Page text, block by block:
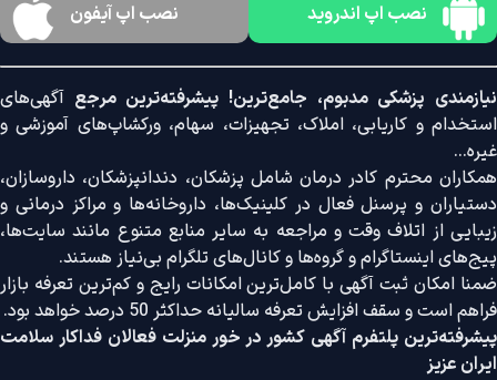
نصب اپ اندروید نصب اپ آیفون
نیازمندی پزشکی مدبوم، جامع‌ترین! پیشرفته‌ترین مرجع آگهی‌های
استخدام و کاریابی، املاک، تجهیزات، سهام، ورکشاپ‌های آموزشی و
غیره...
همکاران محترم کادر درمان شامل پزشکان، دندانپزشکان، داروسازان،
دستیاران و پرسنل فعال در کلینیک‌ها، داروخانه‌ها و مراکز درمانی و
زیبایی از اتلاف وقت و مراجعه به سایر منابع متنوع مانند سایت‌ها،
پیج‌های اینستاگرام و گروه‌ها و کانال‌های تلگرام بی‌نیاز هستند.
ضمنا امکان ثبت آگهی با کامل‌ترین امکانات رایج و کم‌ترین تعرفه بازار
فراهم است و سقف افزایش تعرفه سالیانه حداکثر 50 درصد خواهد بود.
پیشرفته‌ترین پلتفرم آگهی کشور در خور منزلت فعالان فداکار سلامت
ایران عزیز